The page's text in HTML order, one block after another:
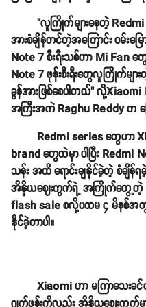
"လူကြိုက်များနေတဲ့ Redmi
အားစံချိန်တင်တဲ့အကြောင်း ဝမ်းမြ
Note 7 စီးရီးသစ်ဟာ Mi Fan
Note 7 ဖုန်းစီးရီးတွေလူကြိုက်မ
ခွန်အားဖြစ်စေပါတယ်" လို့
အကြီးအကဲ Raghu Reddy က ပ
Redmi series တွေဟာ
brand တွေထဲမှာ ပါပြီး
သန်း အထိ ရောင်းချနိုင်ခဲ့တဲ့ စံချိ
အိန္ဒိယဈေးကွက်ရဲ့ အကြိုက်တွေ့တဲ့ ဖု
flash sale စလို့ပထမ ၄ မိနစ်အတွ
နိုင်ခဲ့တာပါ။
Xiaomi ဟာ မကြာသေးခ